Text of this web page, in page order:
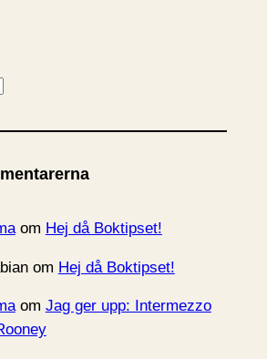
om Hej då Boktipset!
om Hej då Boktipset!
om Jag ger upp: Intermezzo